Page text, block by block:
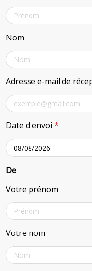
Nom
Adresse e-mail de
Date d'envoi *
De
Votre prénom
Votre nom